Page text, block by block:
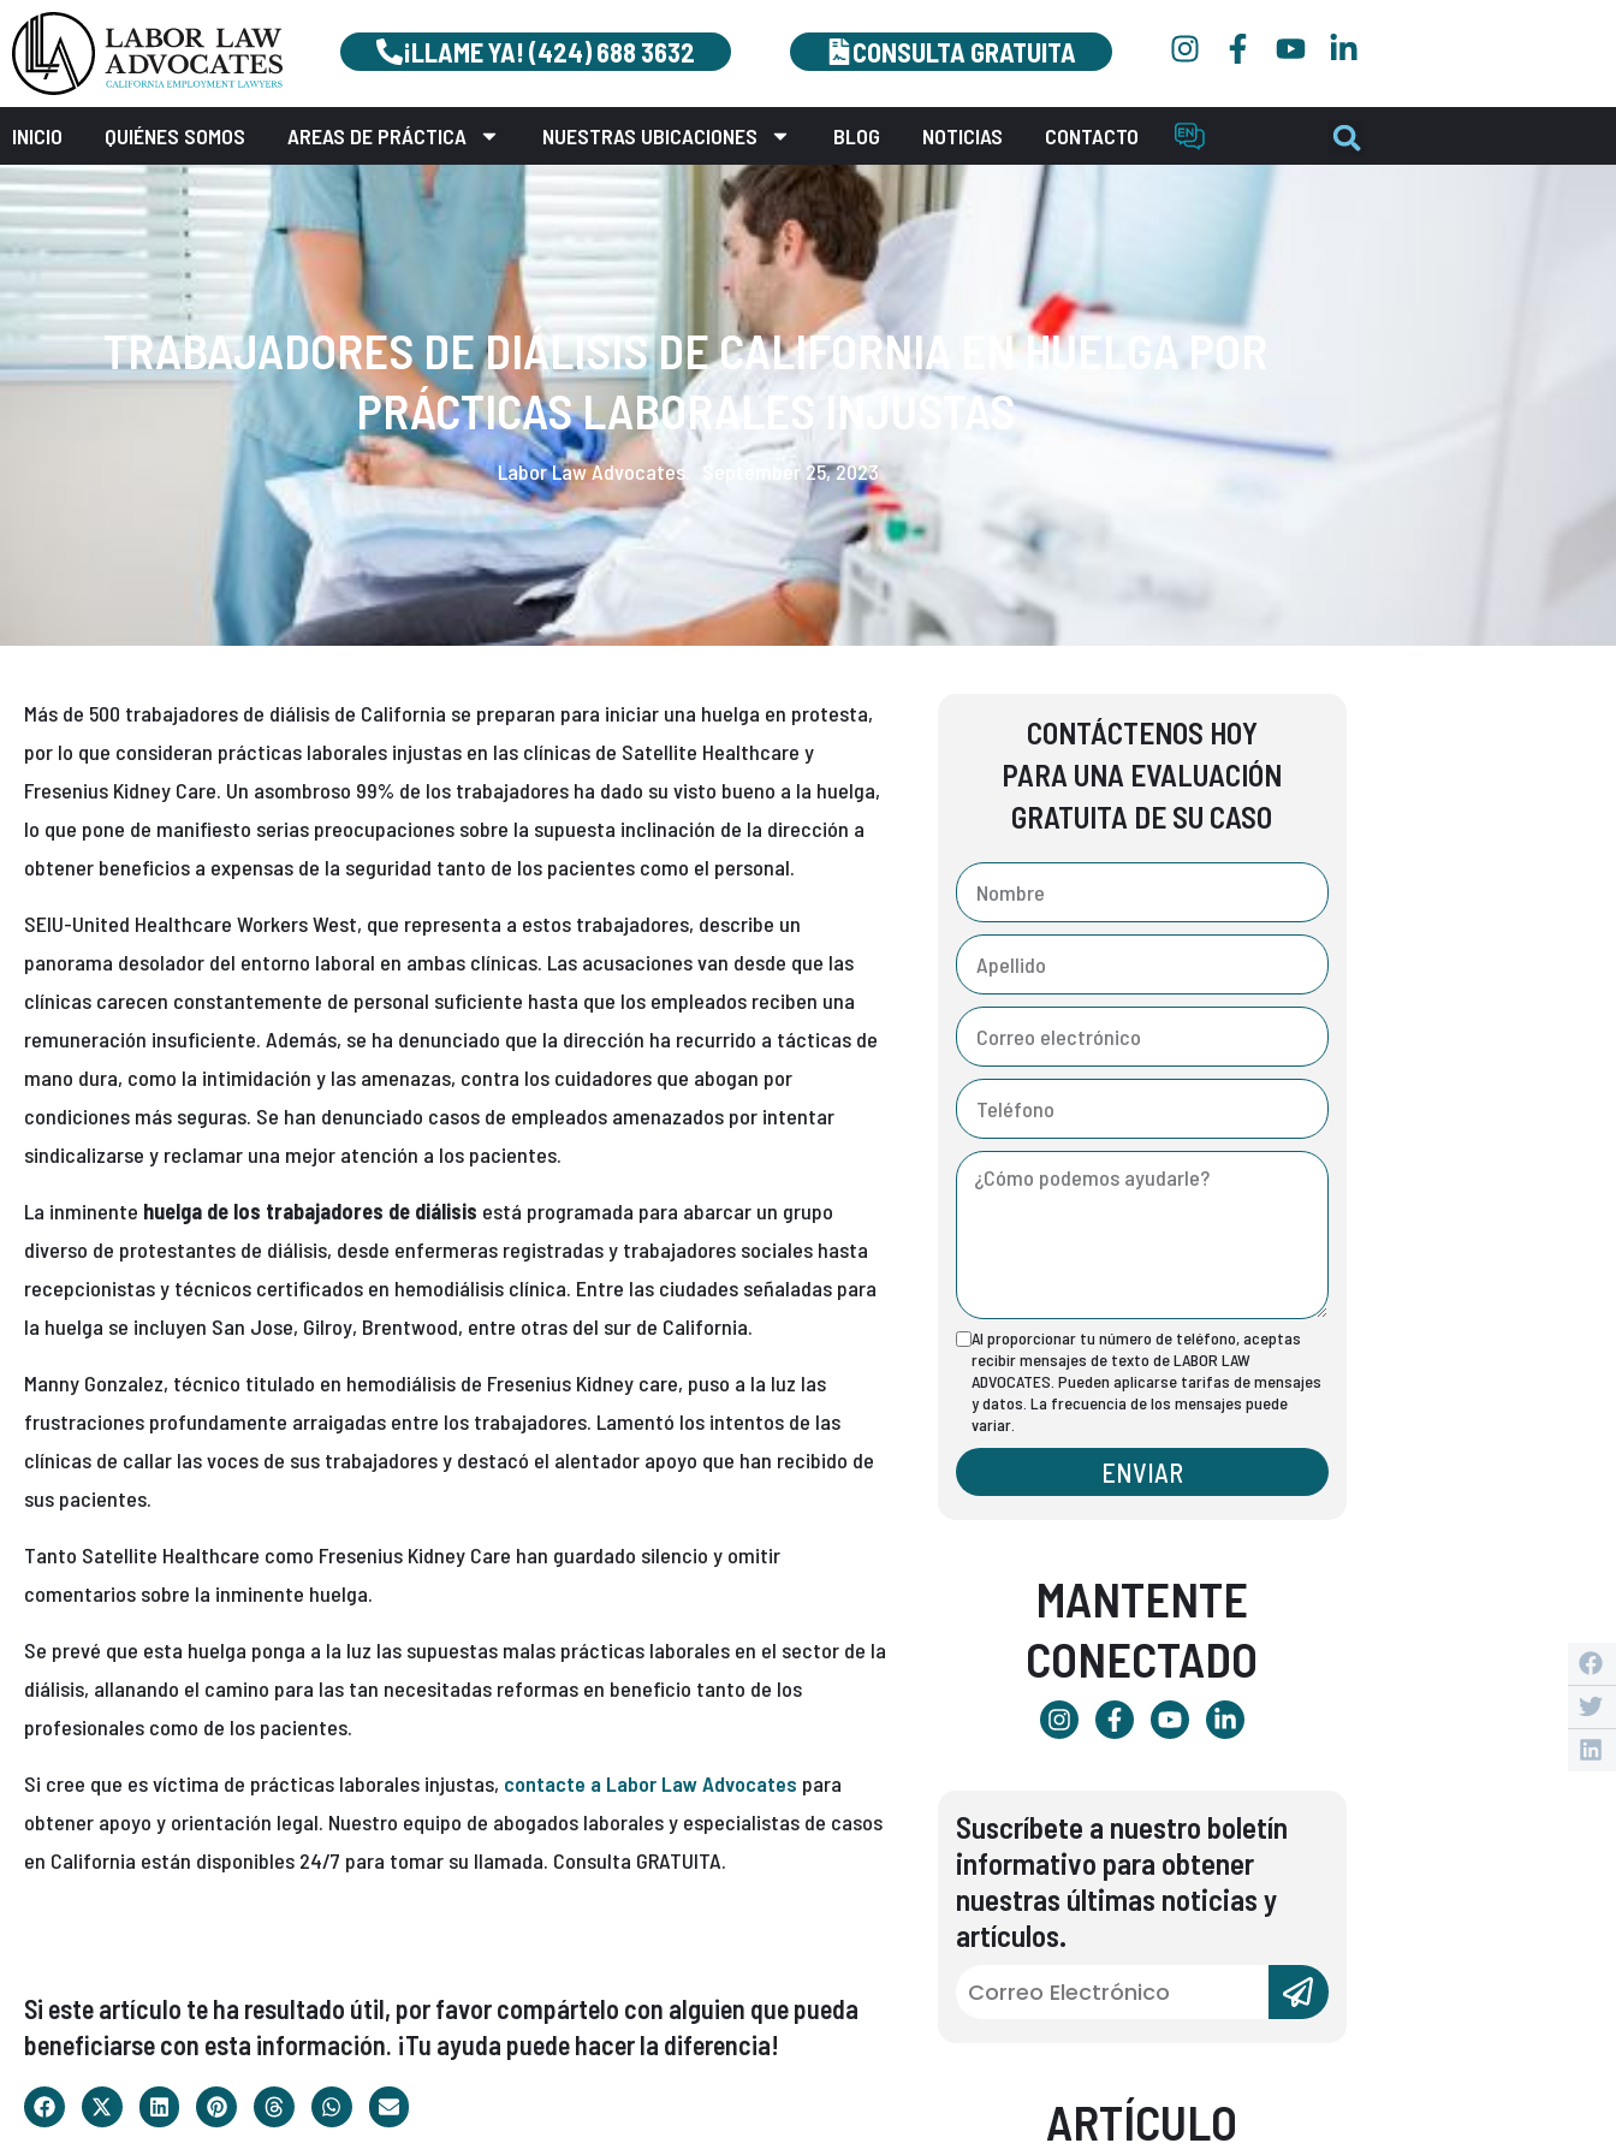
¡LLAME YA! (424) 688 3632 CONSULTA GRATUITA
INICIO QUIÉNES SOMOS AREAS DE PRÁCTICA NUESTRAS UBICACIONES BLOG NOTICIAS CONTACTO
TRABAJADORES DE DIÁLISIS DE CALIFORNIA EN HUELGA POR
PRÁCTICAS LABORALES INJUSTAS
Labor Law Advocates. September 25, 2023
Más de 500 trabajadores de diálisis de California se preparan para iniciar una huelga en protesta,
por lo que consideran prácticas laborales injustas en las clínicas de Satellite Healthcare y
Fresenius Kidney Care. Un asombroso 99% de los trabajadores ha dado su visto bueno a la huelga,
lo que pone de manifiesto serias preocupaciones sobre la supuesta inclinación de la dirección a
obtener beneficios a expensas de la seguridad tanto de los pacientes como el personal.
SEIU-United Healthcare Workers West, que representa a estos trabajadores, describe un
panorama desolador del entorno laboral en ambas clínicas. Las acusaciones van desde que las
clínicas carecen constantemente de personal suficiente hasta que los empleados reciben una
remuneración insuficiente. Además, se ha denunciado que la dirección ha recurrido a tácticas de
mano dura, como la intimidación y las amenazas, contra los cuidadores que abogan por
condiciones más seguras. Se han denunciado casos de empleados amenazados por intentar
sindicalizarse y reclamar una mejor atención a los pacientes.
La inminente huelga de los trabajadores de diálisis está programada para abarcar un grupo
diverso de protestantes de diálisis, desde enfermeras registradas y trabajadores sociales hasta
recepcionistas y técnicos certificados en hemodiálisis clínica. Entre las ciudades señaladas para
la huelga se incluyen San Jose, Gilroy, Brentwood, entre otras del sur de California.
Manny Gonzalez, técnico titulado en hemodiálisis de Fresenius Kidney care, puso a la luz las
frustraciones profundamente arraigadas entre los trabajadores. Lamentó los intentos de las
clínicas de callar las voces de sus trabajadores y destacó el alentador apoyo que han recibido de
sus pacientes.
Tanto Satellite Healthcare como Fresenius Kidney Care han guardado silencio y omitir
comentarios sobre la inminente huelga.
Se prevé que esta huelga ponga a la luz las supuestas malas prácticas laborales en el sector de la
diálisis, allanando el camino para las tan necesitadas reformas en beneficio tanto de los
profesionales como de los pacientes.
Si cree que es víctima de prácticas laborales injustas, contacte a Labor Law Advocates para
obtener apoyo y orientación legal. Nuestro equipo de abogados laborales y especialistas de casos
en California están disponibles 24/7 para tomar su llamada. Consulta GRATUITA.
Si este artículo te ha resultado útil, por favor compártelo con alguien que pueda
beneficiarse con esta información. ¡Tu ayuda puede hacer la diferencia!
CONTÁCTENOS HOY
PARA UNA EVALUACIÓN
GRATUITA DE SU CASO
Al proporcionar tu número de teléfono, aceptas
recibir mensajes de texto de LABOR LAW
ADVOCATES. Pueden aplicarse tarifas de mensajes
y datos. La frecuencia de los mensajes puede
variar.
ENVIAR
MANTENTE
CONECTADO
Suscríbete a nuestro boletín
informativo para obtener
nuestras últimas noticias y
artículos.
ARTÍCULO